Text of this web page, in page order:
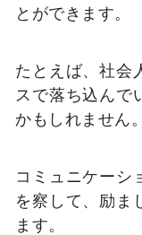
とができます。
たとえば、社会
スで落ち込んで
かもしれません。
コミュニケーシ
を察して、励ま
ます。